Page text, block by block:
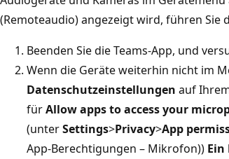
(Remoteaudio) angezeigt wird, führen Sie
Beenden Sie die Teams-App, und
Wenn die Geräte weiterhin nicht im
Datenschutzeinstellungen auf
fürAllow apps to access your
(unterSettings>Privacy>App
App-Berechtigungen – Mikrofon)) Ein